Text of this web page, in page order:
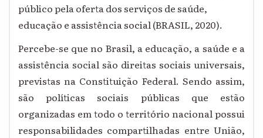
público pela oferta dos serviços de saúde,
educação e assistência social (BRASIL, 2020).
Percebe-se que no Brasil, a educação, a saúde e a
assistência social são direitas sociais universais,
previstas na Constituição Federal. Sendo assim,
são políticas sociais públicas que estão
organizadas em todo o território nacional possui
responsabilidades compartilhadas entre União,